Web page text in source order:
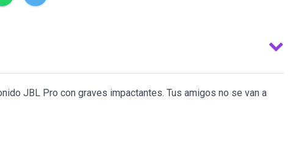
JBL Pro con graves impactantes. Tus amigos no se van a